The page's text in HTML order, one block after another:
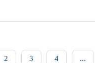
2 3 4 ...